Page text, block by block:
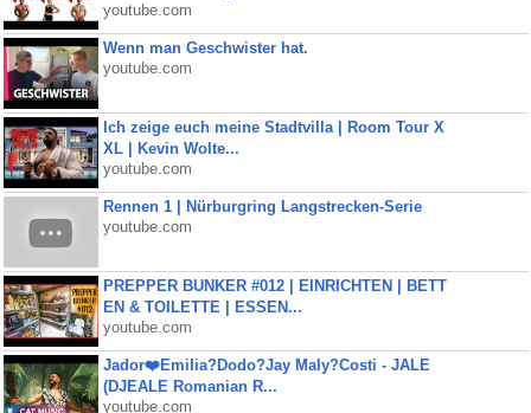
youtube.com
Wenn man Geschwister hat.
youtube.com
Ich zeige euch meine Stadtvilla | Room Tour X
XL | Kevin Wolte...
youtube.com
Rennen 1 | Nürburgring Langstrecken-Serie
youtube.com
PREPPER BUNKER #012 | EINRICHTEN | BETT
EN & TOILETTE | ESSEN...
youtube.com
Jador❤️Emilia?Dodo?Jay Maly?Costi - JALE
(DJEALE Romanian R...
youtube.com